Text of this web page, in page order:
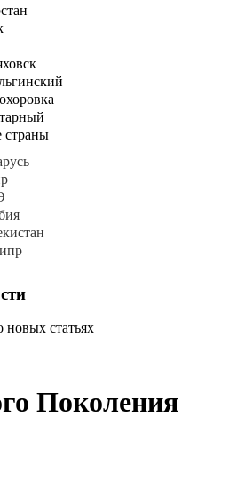
страны
статьях
Поколения